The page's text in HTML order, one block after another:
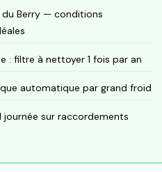
du Berry — conditions
: filtre à nettoyer 1 fois par an
automatique par grand froid
journée sur raccordements